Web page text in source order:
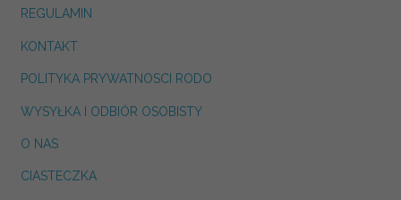
REGULAMIN
KONTAKT
POLITYKA PRYWATNOSCI RODO
WYSYŁKA I ODBIÓR OSOBISTY
O NAS
CIASTECZKA